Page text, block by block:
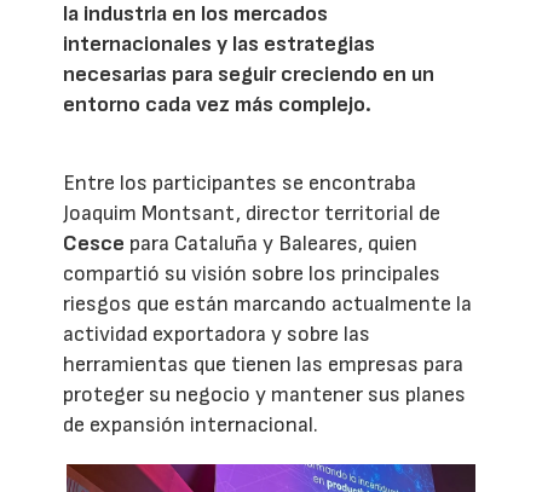
la industria en los mercados
internacionales y las estrategias
necesarias para seguir creciendo en un
entorno cada vez más complejo.
Entre los participantes se encontraba
Joaquim Montsant, director territorial de
Cesce para Cataluña y Baleares, quien
compartió su visión sobre los principales
riesgos que están marcando actualmente la
actividad exportadora y sobre las
herramientas que tienen las empresas para
proteger su negocio y mantener sus planes
de expansión internacional.